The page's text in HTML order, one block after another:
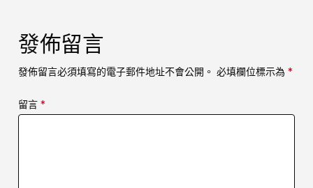
發佈留言
發佈留言必須填寫的電子郵件地址不會公開。 必填欄位標示為 *
留言 *